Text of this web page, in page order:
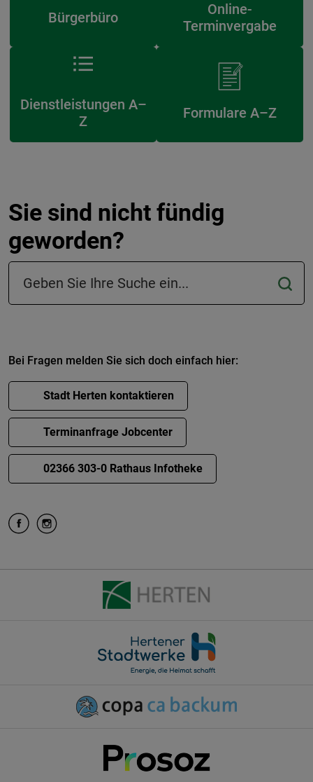
Bürgerbüro
Online-
Terminvergabe
Dienstleistungen A–
Z
Formulare A–Z
Sie sind nicht fündig
geworden?
Suchfeld in der Fußzeile
Bei Fragen melden Sie sich doch einfach hier:
Stadt Herten kontaktieren
Terminanfrage Jobcenter
02366 303-0 Rathaus Infotheke